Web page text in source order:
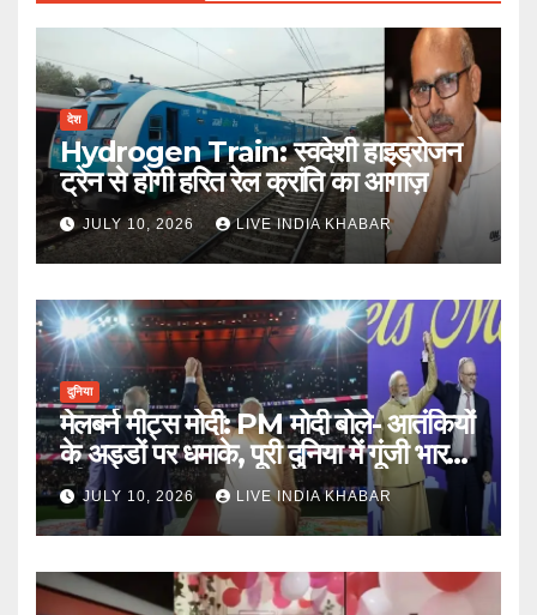
देश
Hydrogen Train: स्वदेशी हाइड्रोजन
ट्रेन से होगी हरित रेल क्रांति का आगाज़
JULY 10, 2026 LIVE INDIA KHABAR
दुनिया
मेलबर्न मीट्स मोदी: PM मोदी बोले- आतंकियों
के अड्डों पर धमाके, पूरी दुनिया में गूंजी भारत
की ताकत
JULY 10, 2026 LIVE INDIA KHABAR